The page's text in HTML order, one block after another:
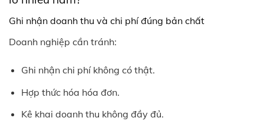
Ghi nhận doanh thu và chi phí đúng bản chất
Doanh nghiệp cần tránh:
Ghi nhận chi phí không có thật.
Hợp thức hóa hóa đơn.
Kê khai doanh thu không đầy đủ.